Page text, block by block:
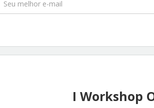
I Workshop